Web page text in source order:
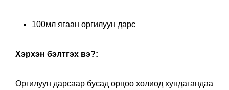
100мл ягаан оргилуун дарс
Хэрхэн бэлтгэх вэ?:
Оргилуун дарсаар бусад орцоо холиод хундагандаа